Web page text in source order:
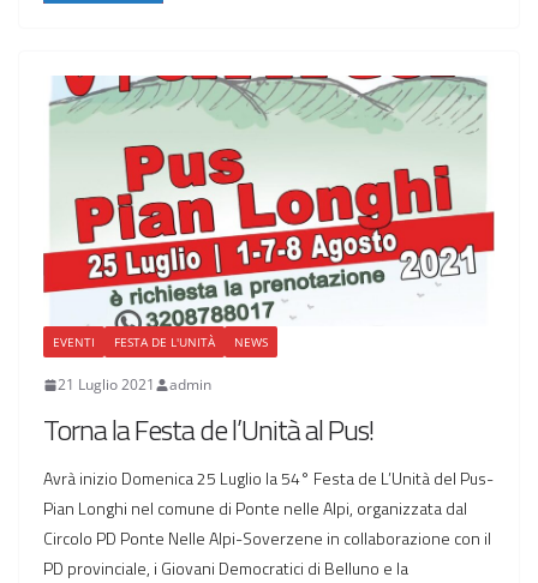
EVENTI FESTA DE L'UNITÀ NEWS
21 Luglio 2021 admin
Torna la Festa de l’Unità al Pus!
Avrà inizio Domenica 25 Luglio la 54° Festa de L’Unità del Pus-
Pian Longhi nel comune di Ponte nelle Alpi, organizzata dal
Circolo PD Ponte Nelle Alpi-Soverzene in collaborazione con il
PD provinciale, i Giovani Democratici di Belluno e la